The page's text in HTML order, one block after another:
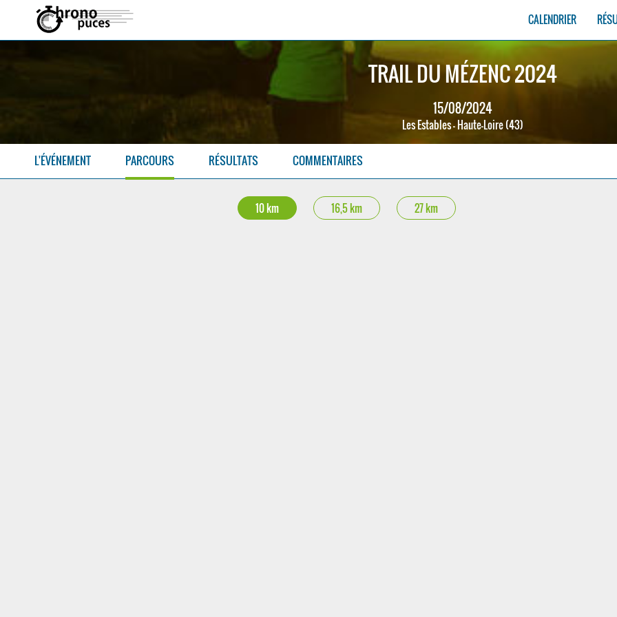
CALENDRIER
TRAIL DU MÉZENC 2024
15/08/2024
Les Estables - Haute-Loire (43)
L'ÉVÉNEMENT PARCOURS RÉSULTATS COMMENTAIRES
10 km 16,5 km 27 km